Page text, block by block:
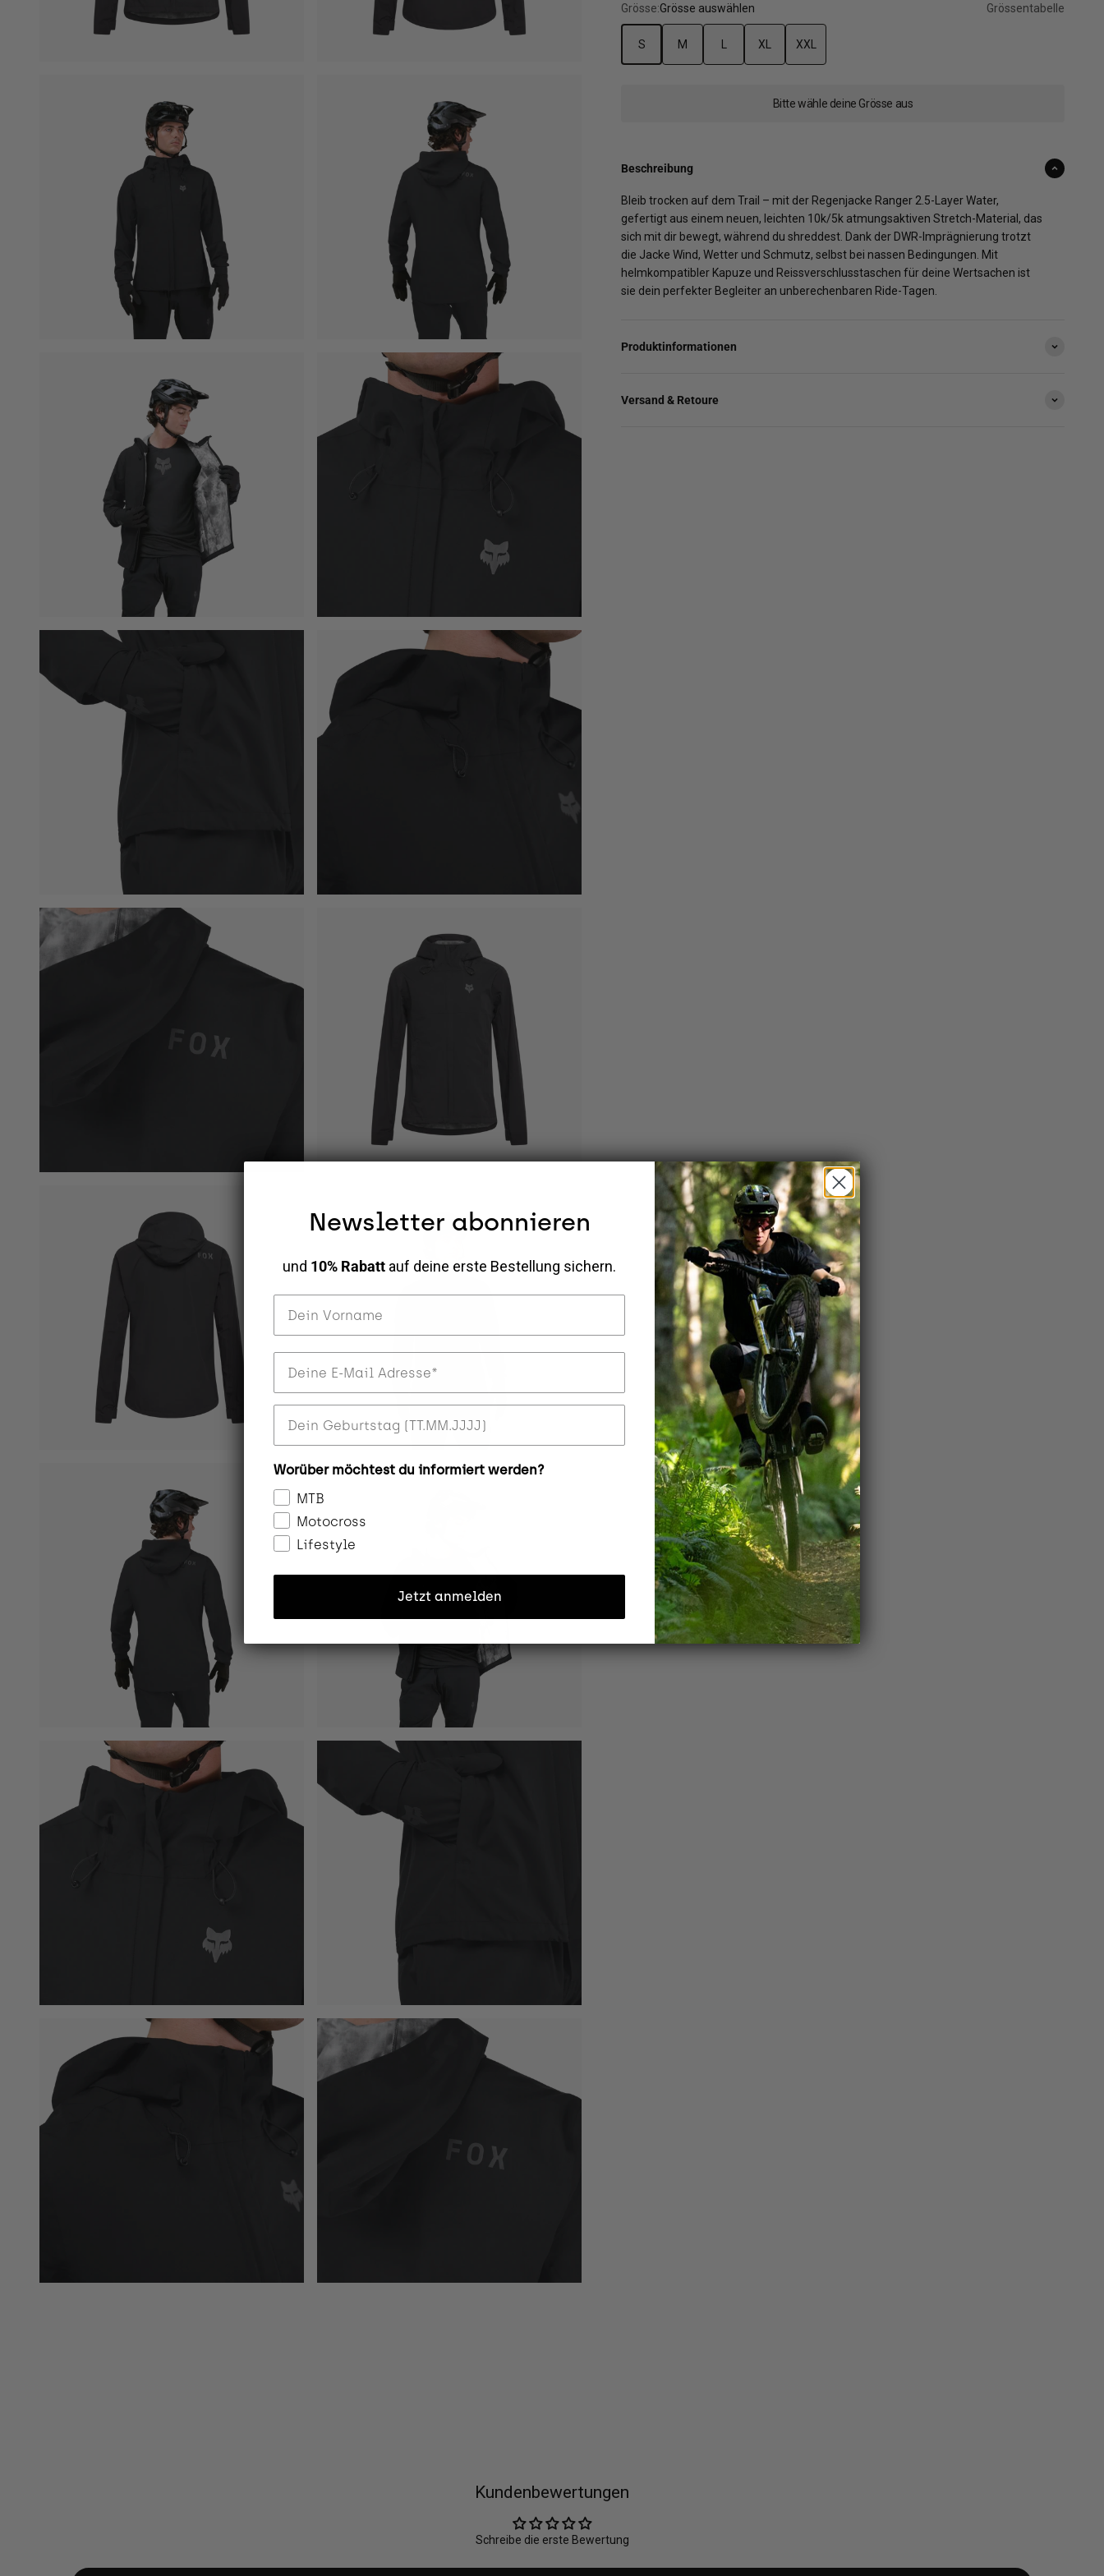
Grösse:Grösse auswählen Grössentabelle
S M L XL XXL
Bitte wähle deine Grösse aus
Beschreibung
Bleib trocken auf dem Trail – mit der Regenjacke Ranger 2.5-Layer Water,
gefertigt aus einem neuen, leichten 10k/5k atmungsaktiven Stretch-Material, das
sich mit dir bewegt, während du shreddest. Dank der DWR-Imprägnierung trotzt
die Jacke Wind, Wetter und Schmutz, selbst bei nassen Bedingungen. Mit
helmkompatibler Kapuze und Reissverschlusstaschen für deine Wertsachen ist
sie dein perfekter Begleiter an unberechenbaren Ride-Tagen.
Produktinformationen
Versand & Retoure
Kundenbewertungen
Schreibe die erste Bewertung
Newsletter abonnieren
und 10% Rabatt auf deine erste Bestellung sichern.
Dein Vorname
Deine E-Mail Adresse
Dein Geburtstag
Worüber möchtest du informiert werden?
MTB
Motocross
Lifestyle
Jetzt anmelden